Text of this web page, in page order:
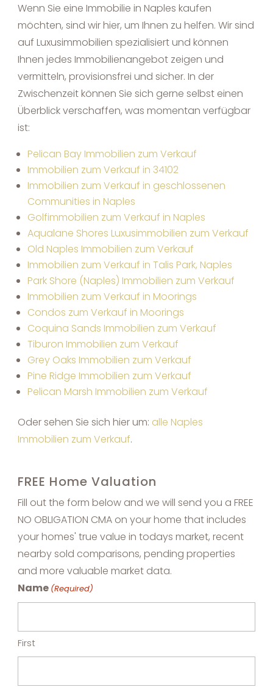
Wenn Sie eine Immobilie in Naples kaufen
möchten, sind wir hier, um Ihnen zu helfen. Wir sind
auf Luxusimmobilien spezialisiert und können
Ihnen jedes Immobilienangebot zeigen und
vermitteln, provisionsfrei und sicher. In der
Zwischenzeit können Sie sich gerne selbst einen
Überblick verschaffen, was momentan verfügbar
ist:
Pelican Bay Immobilien zum Verkauf
Immobilien zum Verkauf in 34102
Immobilien zum Verkauf in geschlossenen
Communities in Naples
Golfimmobilien zum Verkauf in Naples
Aqualane Shores Luxusimmobilien zum Verkauf
Old Naples Immobilien zum Verkauf
Immobilien zum Verkauf in Talis Park, Naples
Park Shore (Naples) Immobilien zum Verkauf
Immobilien zum Verkauf in Moorings
Condos zum Verkauf in Moorings
Coquina Sands Immobilien zum Verkauf
Tiburon Immobilien zum Verkauf
Grey Oaks Immobilien zum Verkauf
Pine Ridge Immobilien zum Verkauf
Pelican Marsh Immobilien zum Verkauf
Oder sehen Sie sich hier um: alle Naples
Immobilien zum Verkauf.
FREE Home Valuation
Fill out the form below and we will send you a FREE
NO OBLIGATION CMA on your home that includes
your homes' true value in todays market, recent
nearby sold comparisons, pending properties
and more valuable market data.
Name (Required)
First